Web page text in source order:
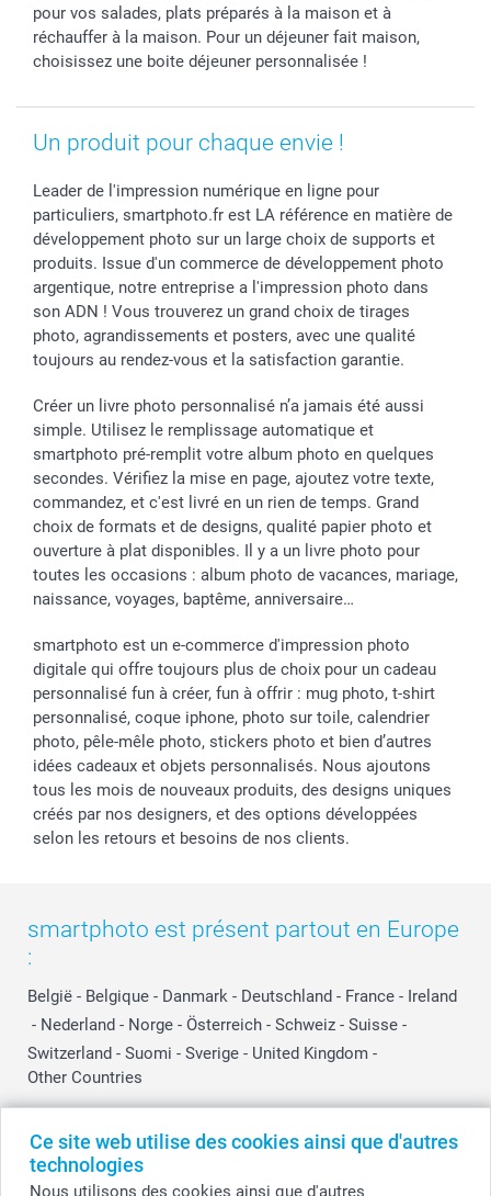
Ce site web utilise des cookies ainsi que d'autres
technologies
Nous utilisons des cookies ainsi que d'autres
Rentrée des classes
Saint-Valentin
Vacances
Partenariats & Influence
Investisseurs
Grandes quantités
Statut de ma commande
pour vos salades, plats préparés à la maison et à
réchauffer à la maison. Pour un déjeuner fait maison,
choisissez une boite déjeuner personnalisée !
Un produit pour chaque envie !
Leader de l'impression numérique en ligne pour
particuliers, smartphoto.fr est LA référence en matière de
développement photo sur un large choix de supports et
produits. Issue d'un commerce de développement photo
argentique, notre entreprise a l'impression photo dans
son ADN ! Vous trouverez un grand choix de tirages
photo, agrandissements et posters, avec une qualité
toujours au rendez-vous et la satisfaction garantie.
Créer un livre photo personnalisé n’a jamais été aussi
simple. Utilisez le remplissage automatique et
smartphoto pré-remplit votre album photo en quelques
secondes. Vérifiez la mise en page, ajoutez votre texte,
commandez, et c'est livré en un rien de temps. Grand
choix de formats et de designs, qualité papier photo et
ouverture à plat disponibles. Il y a un livre photo pour
toutes les occasions : album photo de vacances, mariage,
naissance, voyages, baptême, anniversaire…
smartphoto est un e-commerce d'impression photo
digitale qui offre toujours plus de choix pour un cadeau
personnalisé fun à créer, fun à offrir : mug photo, t-shirt
personnalisé, coque iphone, photo sur toile, calendrier
photo, pêle-mêle photo, stickers photo et bien d’autres
idées cadeaux et objets personnalisés. Nous ajoutons
tous les mois de nouveaux produits, des designs uniques
créés par nos designers, et des options développées
selon les retours et besoins de nos clients.
smartphoto est présent partout en Europe
:
België - Belgique - Danmark - Deutschland - France - Ireland
- Nederland - Norge - Österreich - Schweiz - Suisse -
Switzerland - Suomi - Sverige - United Kingdom -
Other Countries
Tous les prix sont en EURO (€), TVA incluse et hors frais de port.